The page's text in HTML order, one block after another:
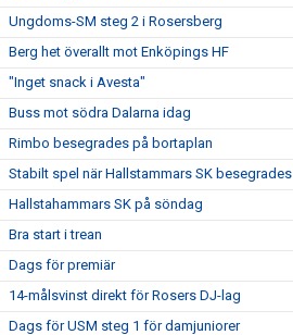
Ungdoms-SM steg 2 i Rosersberg
Berg het överallt mot Enköpings HF
"Inget snack i Avesta"
Buss mot södra Dalarna idag
Rimbo besegrades på bortaplan
Stabilt spel när Hallstammars SK besegrades
Hallstahammars SK på söndag
Bra start i trean
Dags för premiär
14-målsvinst direkt för Rosers DJ-lag
Dags för USM steg 1 för damjuniorer